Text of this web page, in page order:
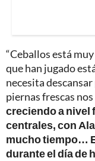
“Ceballos está
que han jugado
necesita
piernas frescas
creciendo a nivel
centrales, con
mucho tiempo…
durante el día de